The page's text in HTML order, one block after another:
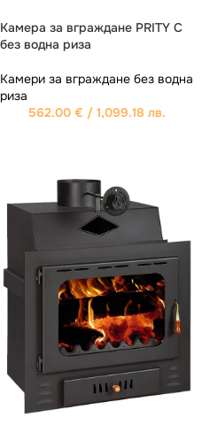
Камера за вграждане PRITY C
без водна риза
Камери за вграждане без водна
риза
562.00 € / 1,099.18 лв.